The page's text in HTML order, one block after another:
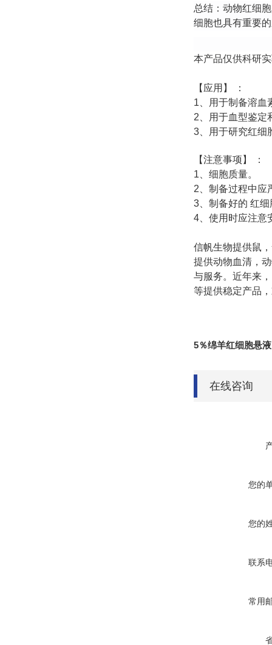
总结：动物红细
细胞也具有重要
本产品仅供科研
【应用】
：
1 、用于制备溶
2 、用于血型鉴
3 、用于研究红
【注意事项】
：
1 、细胞质量。
2 、制备过程中
3 、制备好的 红细
4 、使用时应注
信帆生物提供鼠
提供动物血清，
与服务。近年来
等提供稳定产品
5％绵羊红细胞悬液
在线咨询
您的
您的
联系
常用